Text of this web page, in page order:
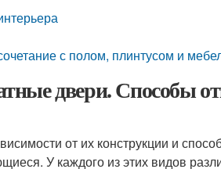
с полом, плинтусом и
двери. Способы
от их конструкции и
У каждого из этих видов